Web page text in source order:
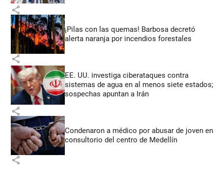
share
¡Pilas con las quemas! Barbosa decretó
alerta naranja por incendios forestales
share
EE. UU. investiga ciberataques contra
sistemas de agua en al menos siete estados;
sospechas apuntan a Irán
share
Condenaron a médico por abusar de joven en
consultorio del centro de Medellín
share